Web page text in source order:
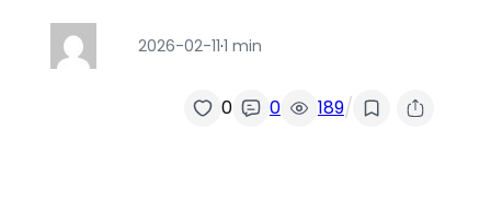
2026-02-11·1 min
0 0 189/